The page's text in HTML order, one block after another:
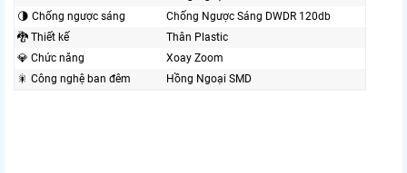
🌗 Chống ngược sáng
Chống Ngược Sáng DWDR 120db
🐉️ Thiết kế
Thân Plastic
💎 Chức năng
Xoay Zoom
🎇 Công nghệ ban đêm
Hồng Ngoại SMD